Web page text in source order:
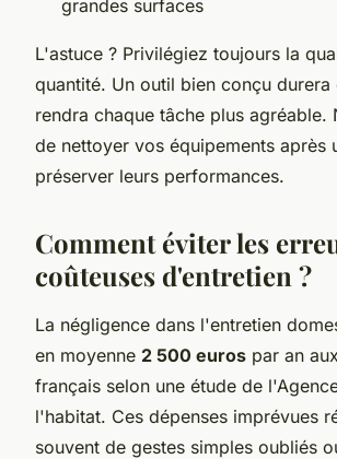
grandes surfaces
L'astuce ? Privilégiez toujours la
quantité. Un outil bien conçu durera
rendra chaque tâche plus agréable.
de nettoyer vos équipements après
préserver leurs performances.
Comment éviter les
coûteuses d'entretien ?
La négligence dans l'entretien
en moyenne 2 500 euros par an
français selon une étude de
l'habitat. Ces dépenses imprévues
souvent de gestes simples oubliés